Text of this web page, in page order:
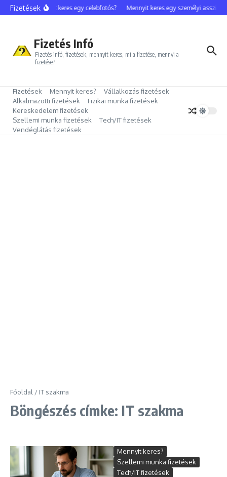
Ugrás a tartalomhoz
FizetésekMennyit keres egy celebfotós? Mennyit keres egy személyi
Fizetés Infó
Fizetés infó, fizetések, mennyit keres, mi a fizetése, mennyi a
fizetése?
Fizetések Mennyit keres?
Vállalkozás fizetések
Alkalmazotti fizetések
Fizikai munka fizetések
Kereskedelem fizetések
Szellemi munka fizetések
Tech/IT fizetések
Vendéglátás fizetések
Főoldal / IT szakma
Böngészés címke: IT szakma
Mennyit keres?
Szellemi munka fizetések
Tech/IT fizetések